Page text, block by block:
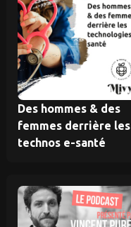
Des hommes & des
femmes derrière les
technos e-santé